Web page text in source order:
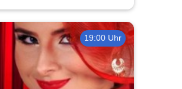
19:00 Uhr